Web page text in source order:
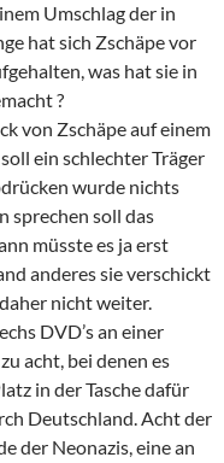
Umschlag der in
hat sich Zschäpe vor
was hat sie in
?
von Zschäpe auf einem
ein schlechter Träger
wurde nichts
sprechen soll das
müsste es ja erst
anderes sie verschickt
nicht weiter.
DVD’s an einer
acht, bei denen es
in der Tasche dafür
Deutschland. Acht der
der Neonazis, eine an